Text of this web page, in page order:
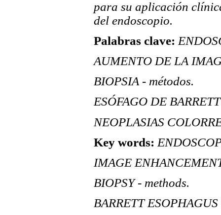
para su aplicación
del endoscopio.
Palabras clave:
AUMENTO DE LA
BIOPSIA - métodos.
ESÓFAGO DE
NEOPLASIAS
Key words:
IMAGE
BIOPSY - methods.
BARRETT